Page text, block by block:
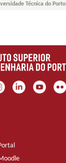
Técnica do Porto